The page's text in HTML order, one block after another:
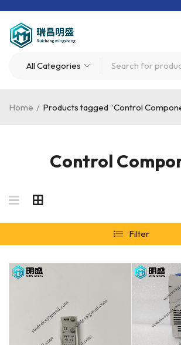
Control
Home / Products tagged “Control
Filter